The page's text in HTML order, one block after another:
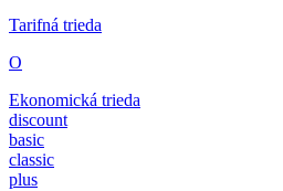
Tarifná trieda
O
Ekonomická trieda
discount
basic
classic
plus